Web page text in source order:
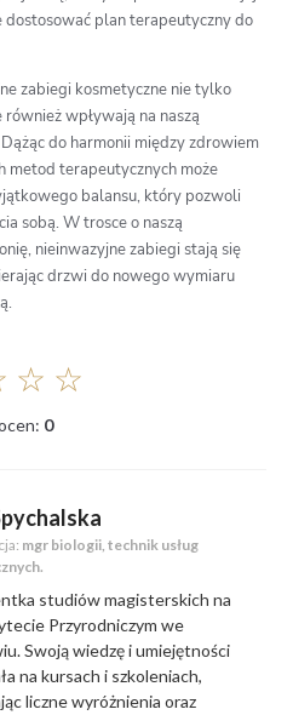
plan terapeutyczny do
zabiegi kosmetyczne nie tylko
wpływają na naszą
do harmonii między zdrowiem
metod terapeutycznych może
balansu, który pozwoli
sobą. W trosce o naszą
nieinwazyjne zabiegi stają się
drzwi do nowego wymiaru
☆ ☆
0
mgr biologii, technik usług
studiów magisterskich na
Przyrodniczym we
Swoją wiedzę i umiejętności
na kursach i szkoleniach,
liczne wyróżnienia oraz